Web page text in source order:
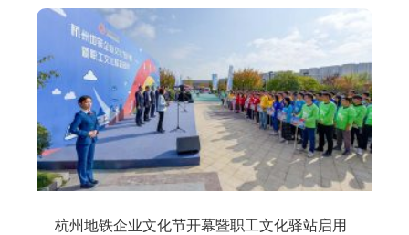
杭州地铁企业文化节开幕暨职工文化驿站启用